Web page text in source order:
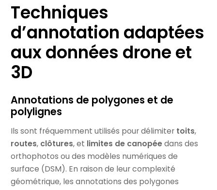
Techniques
d’annotation adaptées
aux données drone et
3D
Annotations de polygones et de
polylignes
Ils sont fréquemment utilisés pour délimiter toits,
routes, clôtures, et limites de canopéedans des
orthophotos ou des modèles numériques de
surface (DSM). En raison de leur complexité
géométrique, les annotations des polygones